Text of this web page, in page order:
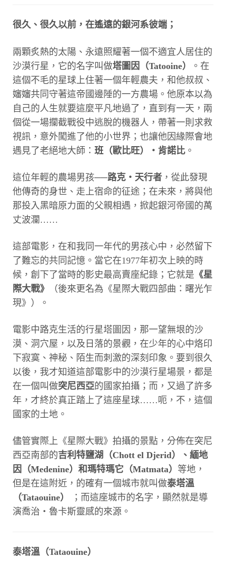
很久、很久以前，在遙遠的銀河系彼端；
兩顆炙熱的太陽、永遠照耀著一個不適宜人居住的
沙漠行星，它的名字叫做塔圖因（Tatooine）
。在
這個不毛的星球上住著一個年輕農夫，和他叔叔、
嬸嬸共同守著這帝國邊陲的一方農場。他原本以為
自己的人生就要這麼平凡地過了，直到有一天，兩
個從一場攔截戰役中逃脫的機器人，帶著一則求救
視訊，意外闖進了他的小世界；也讓他因緣際會地
遇見了老絕地大師： 班（歐比旺）‧肯諾比 。
這位年輕的農場男孩──路克‧天行者 ，從此發現
他傳奇的身世、走上宿命的征途；在未來，將與他
那投入黑暗原力面的父親相遇，掀起銀河帝國的萬
丈波瀾……
這部電影，在和我同一年代的男孩心中，必然留下
了難忘的共同記憶。當它在1977年初次上映的時
候，創下了當時的影史最高賣座紀錄；它就是 《星
際大戰》
（後來更名為《星際大戰四部曲：曙光乍
現》）。
電影中路克生活的行星塔圖因，那一望無垠的沙
漠、洞穴屋，以及日落的景觀，在少年的心中烙印
下寂寞、神秘、陌生而刺激的深刻印象。要到很久
以後，我才知道這部電影中的沙漠行星場景，都是
在一個叫做突尼西亞的國家拍攝；而，又過了許多
年，才終於真正踏上了這座星球……呃，不，這個
國家的土地。
儘管實際上《星際大戰》拍攝的景點，分佈在突尼
西亞南部的吉利特鹽湖（Chott el Djerid）、緬地
因（Medenine）和瑪特瑪它（Matmata） 等地，
但是在這附近，的確有一個城市就叫做泰塔溫
（Tataouine）
；而這座城市的名字，顯然就是導
演喬治‧魯卡斯靈感的來源。
泰塔溫（Tataouine）